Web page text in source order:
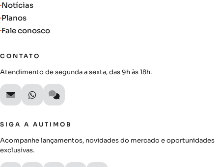
Notícias
Planos
Fale conosco
CONTATO
Atendimento de segunda a sexta, das 9h às 18h.
SIGA A AUTIMOB
Acompanhe lançamentos, novidades do mercado e oportunidades
exclusivas.